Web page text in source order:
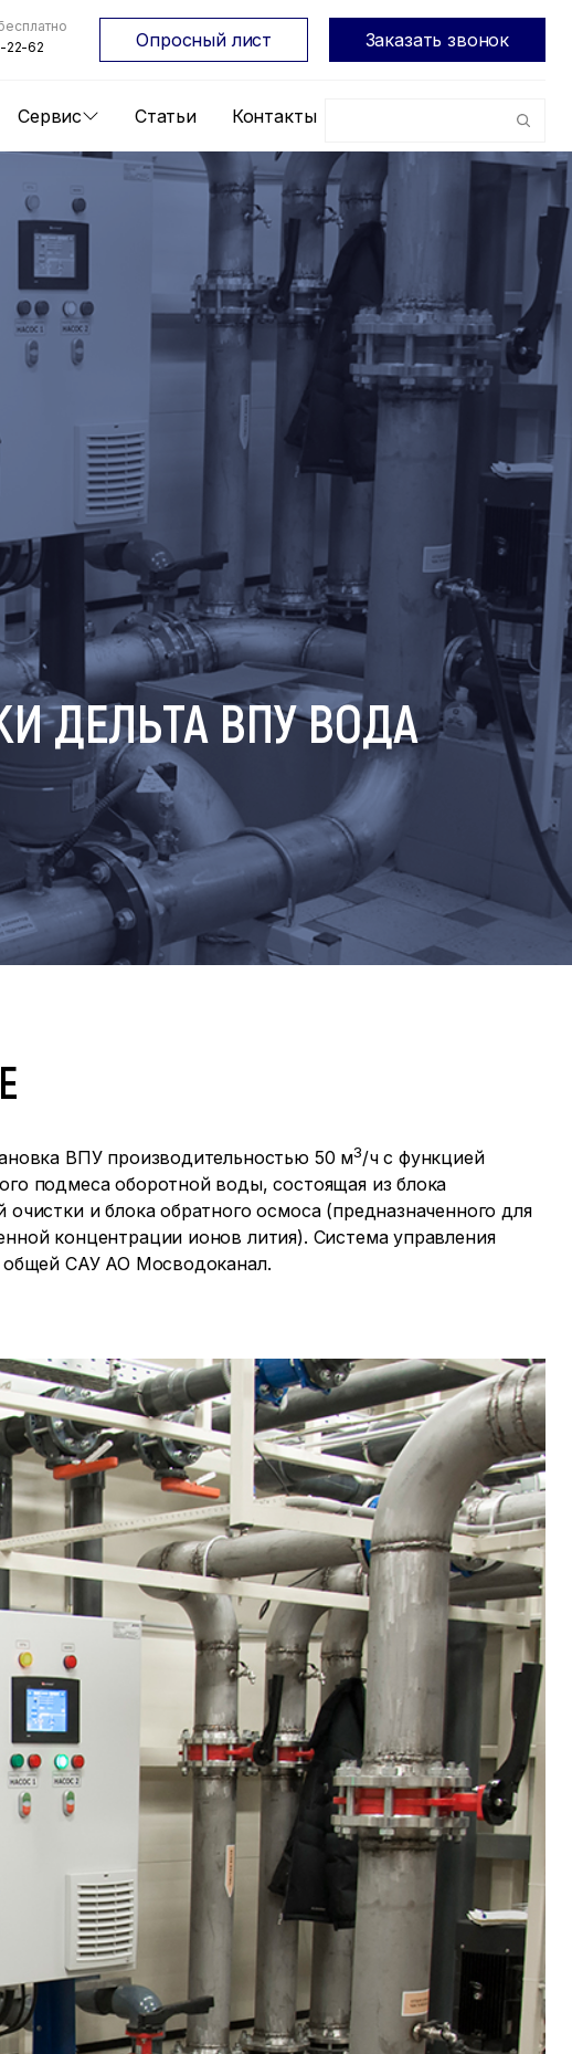
Сервис Статьи Контакты
22-62
Опросный лист Заказать звонок
ДЕЛЬТА ВПУ ВОДА
ВПУ производительностью 50 м3/ч с функцией
подмеса оборотной воды, состоящая из блока
очистки и блока обратного осмоса (предназначенного для
концентрации ионов лития). Система управления
общей САУ АО Мосводоканал.